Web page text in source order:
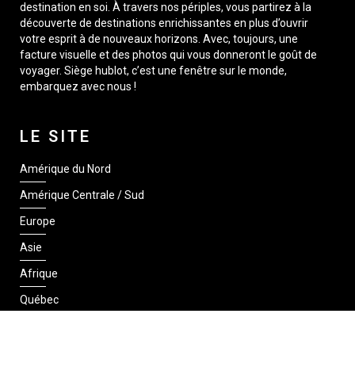
destination en soi. À travers nos périples, vous partirez à la
découverte de destinations enrichissantes en plus d’ouvrir
votre esprit à de nouveaux horizons. Avec, toujours, une
facture visuelle et des photos qui vous donneront le goût de
voyager. Siège hublot, c’est une fenêtre sur le monde,
embarquez avec nous !
LE SITE
Amérique du Nord
Amérique Centrale / Sud
Europe
Asie
Afrique
Québec